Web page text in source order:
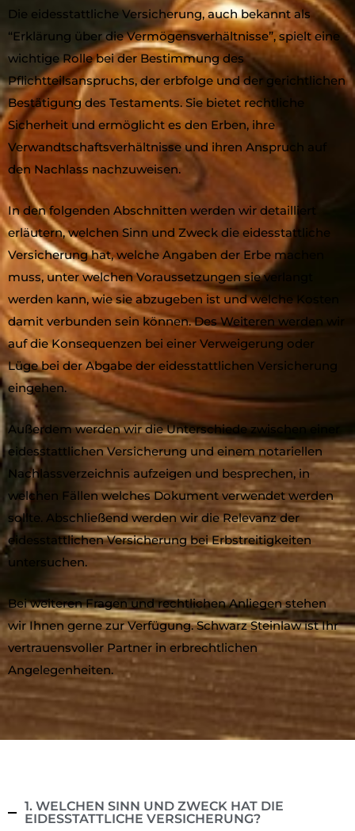
Die eidesstattliche Versicherung, auch bekannt als
“Erklärung über die Vermögensverhältnisse”, spielt eine
wichtige Rolle bei der Bestimmung des
Pflichtteilsanspruchs, der erbfolge und der gerichtlichen
Bestätigung des Testaments. Sie bietet rechtliche
Sicherheit und ermöglicht es den Erben, ihre
Verwandtschaftsverhältnisse und ihren Anspruch auf
den Nachlass nachzuweisen.
In den folgenden Abschnitten werden wir detailliert
erläutern, welchen Sinn und Zweck die eidesstattliche
Versicherung hat, welche Angaben der Erbe machen
muss, unter welchen Voraussetzungen sie verlangt
werden kann, wie sie abzugeben ist und welche Kosten
damit verbunden sein können. Des Weiteren werden wir
auf die Konsequenzen bei einer Verweigerung oder
Lüge bei der Abgabe der eidesstattlichen Versicherung
eingehen.
Außerdem werden wir die Unterschiede zwischen einer
eidesstattlichen Versicherung und einem notariellen
Nachlassverzeichnis aufzeigen und besprechen, in
welchen Fällen welches Dokument verwendet werden
sollte. Abschließend werden wir die Relevanz der
eidesstattlichen Versicherung bei Erbstreitigkeiten
untersuchen.
Bei weiteren Fragen und rechtlichen Anliegen stehen
wir Ihnen gerne zur Verfügung. Schwarz Steinlaw ist Ihr
vertrauensvoller Partner in erbrechtlichen
Angelegenheiten.
1. WELCHEN SINN UND ZWECK HAT DIE
EIDESSTATTLICHE VERSICHERUNG?